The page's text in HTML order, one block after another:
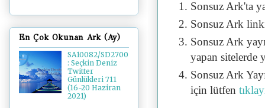
Sonsuz Ark'ta
Sonsuz Ark
Sonsuz Ark
yapan sitelerde
Sonsuz Ark
için lütfen
En Çok Okunan Ark (Ay)
SA10082/SD2700
: Seçkin Deniz
Twitter
Günlükleri 711
(16-20 Haziran
2021)